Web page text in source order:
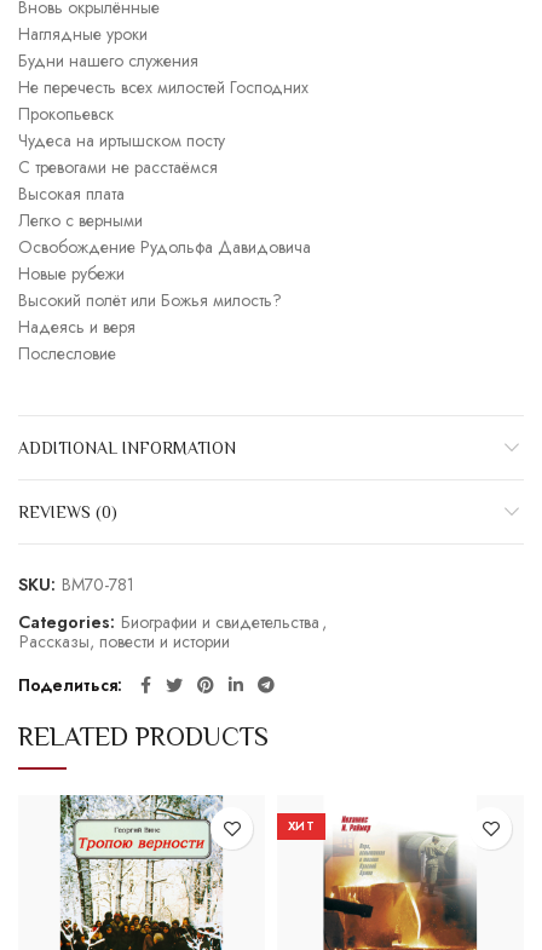
Вновь окрылённые
Наглядные уроки
Будни нашего служения
Не перечесть всех милостей Господних
Прокопьевск
Чудеса на иртышском посту
С тревогами не расстаёмся
Высокая плата
Легко с верными
Освобождение Рудольфа Давидовича
Новые рубежи
Высокий полёт или Божья милость?
Надеясь и веря
Послесловие
ADDITIONAL INFORMATION
REVIEWS (0)
SKU: BM70-781
Categories: Биографии и свидетельства ,
Рассказы, повести и истории
Поделиться
RELATED PRODUCTS
ХИТ